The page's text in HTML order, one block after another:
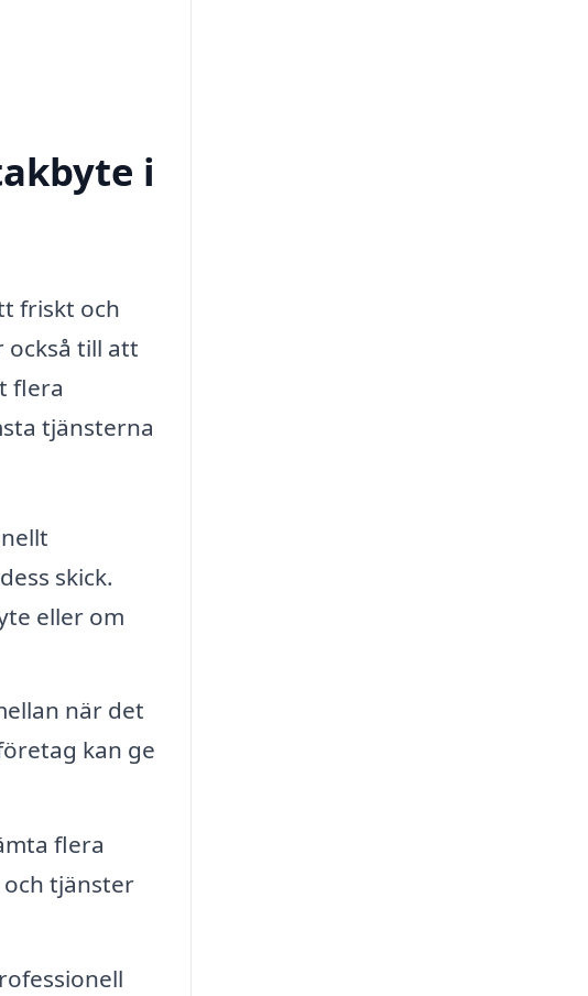
i
friskt och
till att
flera
tjänsterna
skick.
eller om
när det
kan ge
flera
tjänster